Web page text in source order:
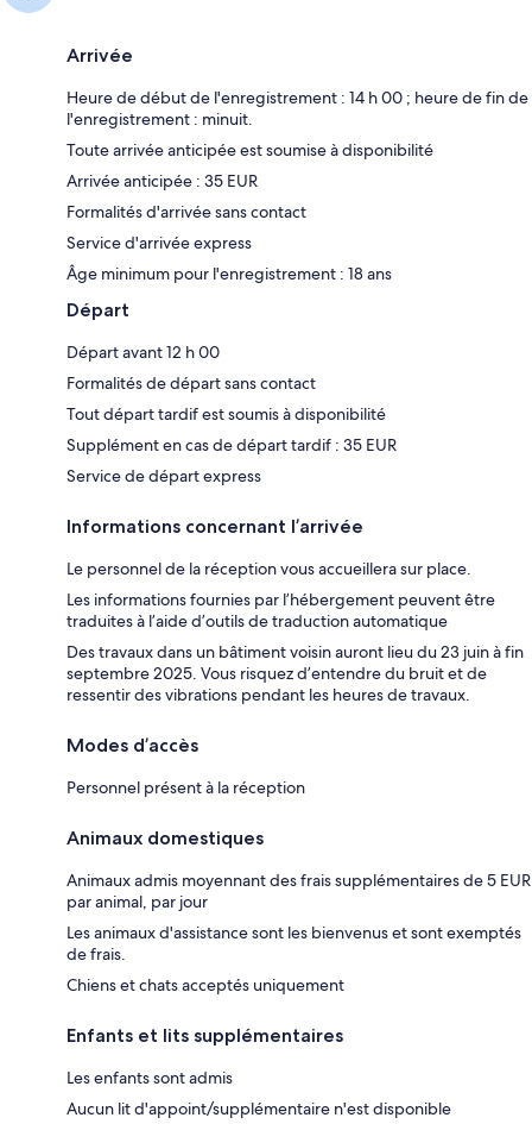
Arrivée
Heure de début de l'enregistrement : 14 h 00 ; heure de fin de
l'enregistrement : minuit.
Toute arrivée anticipée est soumise à disponibilité
Arrivée anticipée : 35 EUR
Formalités d'arrivée sans contact
Service d'arrivée express
Âge minimum pour l'enregistrement : 18 ans
Départ
Départ avant 12 h 00
Formalités de départ sans contact
Tout départ tardif est soumis à disponibilité
Supplément en cas de départ tardif : 35 EUR
Service de départ express
Informations concernant l’arrivée
Le personnel de la réception vous accueillera sur place.
Les informations fournies par l’hébergement peuvent être
traduites à l’aide d’outils de traduction automatique
Des travaux dans un bâtiment voisin auront lieu du 23 juin à fin
septembre 2025. Vous risquez d’entendre du bruit et de
ressentir des vibrations pendant les heures de travaux.
Modes d’accès
Personnel présent à la réception
Animaux domestiques
Animaux admis moyennant des frais supplémentaires de 5 EUR
par animal, par jour
Les animaux d'assistance sont les bienvenus et sont exemptés
de frais.
Chiens et chats acceptés uniquement
Enfants et lits supplémentaires
Les enfants sont admis
Aucun lit d'appoint/supplémentaire n'est disponible